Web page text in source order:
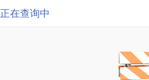
正在查询中